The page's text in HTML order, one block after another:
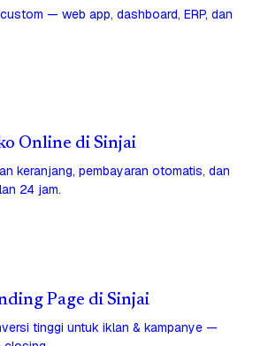
— web app, dashboard, ERP, dan
Online di Sinjai
keranjang, pembayaran otomatis, dan
24 jam.
Page di Sinjai
tinggi untuk iklan & kampanye —